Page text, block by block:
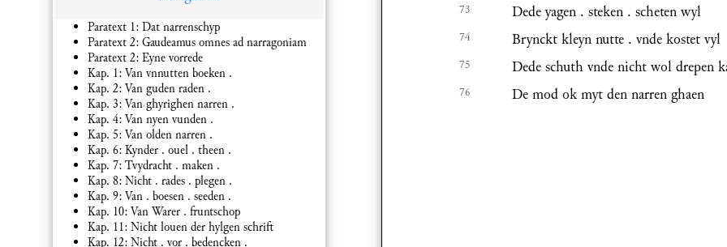
Paratext 1: Dat narrenschyp
Paratext 2: Gaudeamus omnes ad narragoniam
Paratext 2: Eyne vorrede
Kap. 1: Van vnnutten boeken .
Kap. 2: Van guden raden .
Kap. 3: Van ghyrighen narren .
Kap. 4: Van nyen vunden .
Kap. 5: Van olden narren .
Kap. 6: Kynder . ouel . theen .
Kap. 7: Tvydracht . maken .
Kap. 8: Nicht . rades . plegen .
Kap. 9: Van . boesen . seeden .
Kap. 10: Van Warer . fruntschop
Kap. 11: Nicht louen der hylgen schrift
Kap. 12: Nicht . vor . bedencken .
73 Dede yagen . steken . scheten wyl
74 Brynckt kleyn nutte . vnde kostet vyl
75 Dede schuth vnde nicht wol drepen
76 De mod ok myt den narren ghaen